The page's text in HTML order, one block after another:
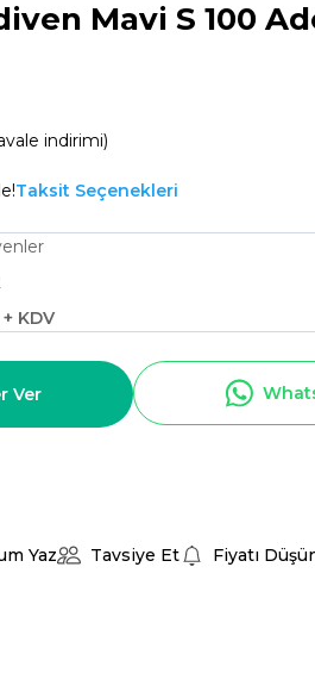
Mavi S 100
indirimi)
Taksit Seçenekleri
KDV
Ver
Yaz Tavsiye Et Fiyatı